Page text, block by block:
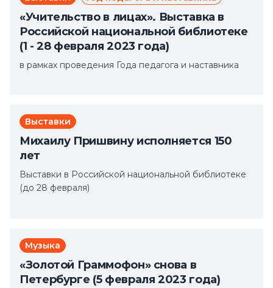
«Учительство в лицах». Выставка в
Российской национальной библиотеке
(1 - 28 февраля 2023 года)
в рамках проведения Года педагога и наставника
Выставки
Михаилу Пришвину исполняется 150
лет
Выставки в Российской национальной библиотеке
(до 28 февраля)
Музыка
«Золотой Граммофон» снова в
Петербурге (5 февраля 2023 года)